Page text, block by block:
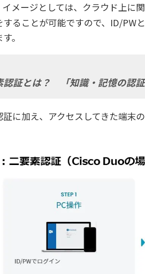
イメージとしては、クラウド上に
することが可能ですので、ID/PW
。
認証とは？ 「知識・記憶の認証
証に加え、アクセスしてきた端末